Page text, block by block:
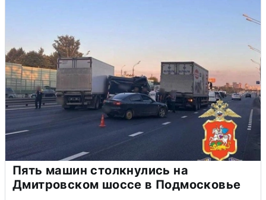
Пять машин столкнулись на
Дмитровском шоссе в Подмосковье